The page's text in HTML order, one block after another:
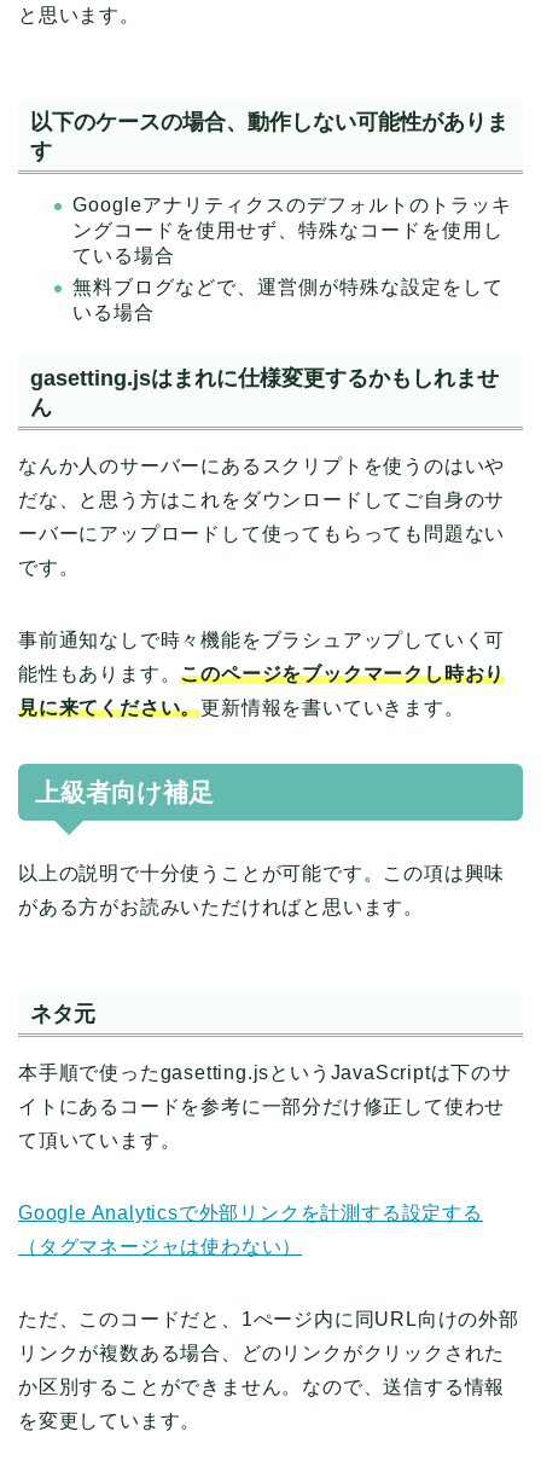
と思います。
以下のケースの場合、動作しない可能性がありま
す
Googleアナリティクスのデフォルトのトラッキ
ングコードを使用せず、特殊なコードを使用し
ている場合
無料ブログなどで、運営側が特殊な設定をして
いる場合
gasetting.jsはまれに仕様変更するかもしれませ
ん
なんか人のサーバーにあるスクリプトを使うのはいや
だな、と思う方はこれをダウンロードしてご自身のサ
ーバーにアップロードして使ってもらっても問題ない
です。
事前通知なしで時々機能をブラシュアップしていく可
能性もあります。このページをブックマークし時おり
見に来てください。更新情報を書いていきます。
上級者向け補足
以上の説明で十分使うことが可能です。この項は興味
がある方がお読みいただければと思います。
ネタ元
本手順で使ったgasetting.jsというJavaScriptは下のサ
イトにあるコードを参考に一部分だけ修正して使わせ
て頂いています。
Google Analyticsで外部リンクを計測する設定する
（タグマネージャは使わない）
ただ、このコードだと、1ぺージ内に同URL向けの外部
リンクが複数ある場合、どのリンクがクリックされた
か区別することができません。なので、送信する情報
を変更しています。